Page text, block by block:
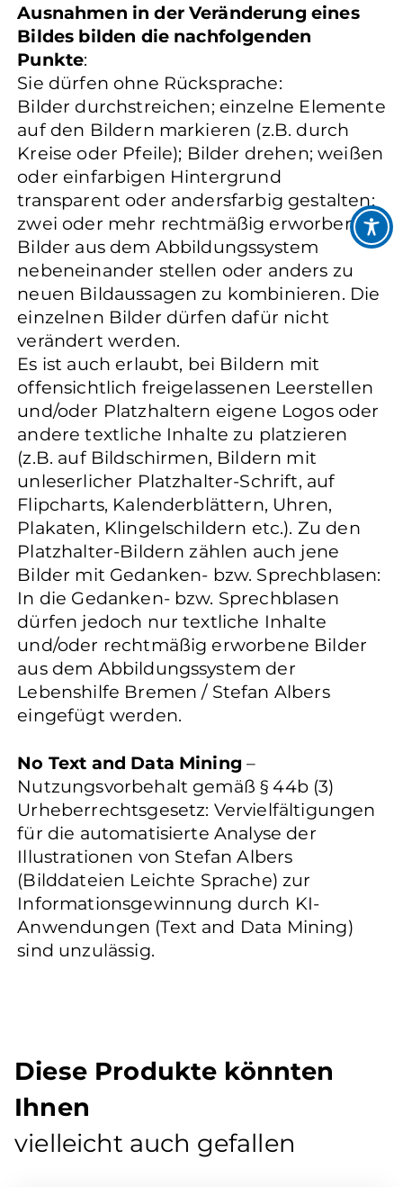
Ausnahmen in der Veränderung eines
Bildes bilden die nachfolgenden
Punkte:
Sie dürfen ohne Rücksprache:
Bilder durchstreichen; einzelne Elemente
auf den Bildern markieren (z.B. durch
Kreise oder Pfeile); Bilder drehen; weißen
oder einfarbigen Hintergrund
transparent oder andersfarbig gestalten;
zwei oder mehr rechtmäßig erworbene
Bilder aus dem Abbildungssystem
nebeneinander stellen oder anders zu
neuen Bildaussagen zu kombinieren. Die
einzelnen Bilder dürfen dafür nicht
verändert werden.
Es ist auch erlaubt, bei Bildern mit
offensichtlich freigelassenen Leerstellen
und/oder Platzhaltern eigene Logos oder
andere textliche Inhalte zu platzieren
(z.B. auf Bildschirmen, Bildern mit
unleserlicher Platzhalter-Schrift, auf
Flipcharts, Kalenderblättern, Uhren,
Plakaten, Klingelschildern etc.). Zu den
Platzhalter-Bildern zählen auch jene
Bilder mit Gedanken- bzw. Sprechblasen:
In die Gedanken- bzw. Sprechblasen
dürfen jedoch nur textliche Inhalte
und/oder rechtmäßig erworbene Bilder
aus dem Abbildungssystem der
Lebenshilfe Bremen / Stefan Albers
eingefügt werden.
No Text and Data Mining –
Nutzungsvorbehalt gemäß § 44b (3)
Urheberrechtsgesetz: Vervielfältigungen
für die automatisierte Analyse der
Illustrationen von Stefan Albers
(Bilddateien Leichte Sprache) zur
Informationsgewinnung durch KI-
Anwendungen (Text and Data Mining)
sind unzulässig.
Diese Produkte könnten
Ihnen
vielleicht auch gefallen